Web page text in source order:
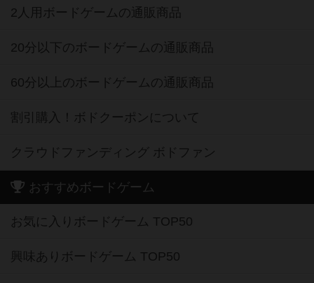
2人用ボードゲームの通販商品
20分以下のボードゲームの通販商品
60分以上のボードゲームの通販商品
割引購入！ボドクーポンについて
クラウドファンディング ボドファン
おすすめボードゲーム
お気に入りボードゲーム TOP50
興味ありボードゲーム TOP50